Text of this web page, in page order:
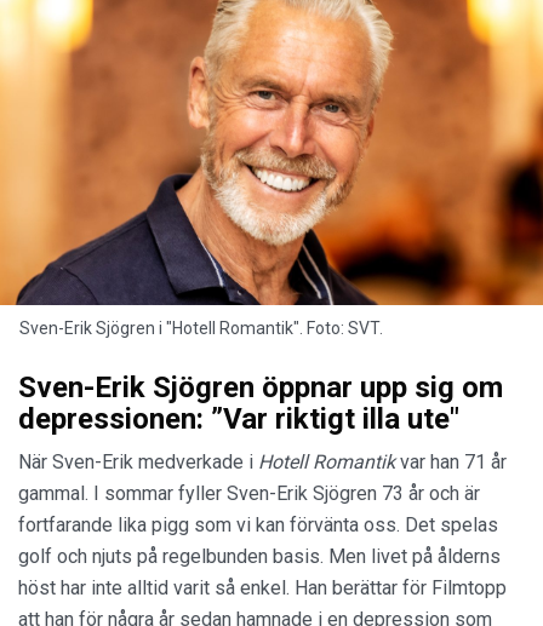
Sven-Erik Sjögren i "Hotell Romantik". Foto: SVT.
Sven-Erik Sjögren öppnar upp sig om
depressionen: ”Var riktigt illa ute"
När Sven-Erik medverkade i Hotell Romantikvar han 71 år
gammal. I sommar fyller Sven-Erik Sjögren 73 år och är
fortfarande lika pigg som vi kan förvänta oss. Det spelas
golf och njuts på regelbunden basis. Men livet på ålderns
höst har inte alltid varit så enkel. Han berättar för Filmtopp
att han för några år sedan hamnade i en depression som